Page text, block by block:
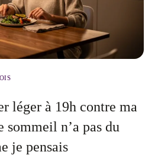
léger à 19h contre ma
sommeil n’a pas du
je pensais